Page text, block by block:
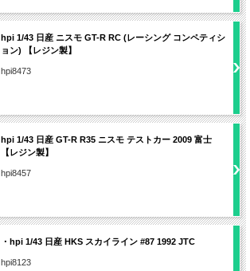
hpi 1/43 日産 ニスモ GT-R RC (レーシング コンペティシ
ョン) 【レジン製】
hpi8473
hpi 1/43 日産 GT-R R35 ニスモ テストカー 2009 富士
【レジン製】
hpi8457
・hpi 1/43 日産 HKS スカイライン #87 1992 JTC
hpi8123